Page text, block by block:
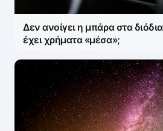
Δεν ανοίγει η μπάρα στα
έχει χρήματα «μέσα»;